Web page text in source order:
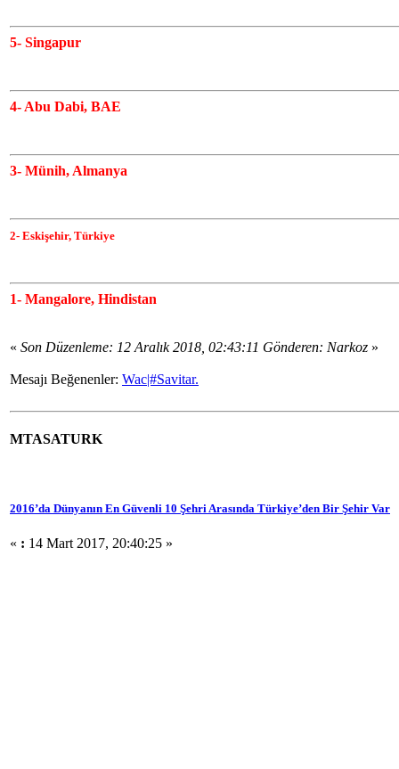
5- Singapur
4- Abu Dabi, BAE
3- Münih, Almanya
2- Eskişehir, Türkiye
1- Mangalore, Hindistan
« Son Düzenleme: 12 Aralık 2018, 02:43:11 Gönderen: Narkoz »
Mesajı Beğenenler: Wac|#Savitar.
MTASATURK
2016’da Dünyanın En Güvenli 10 Şehri Arasında Türkiye’den Bir Şehir Var
« : 14 Mart 2017, 20:40:25 »